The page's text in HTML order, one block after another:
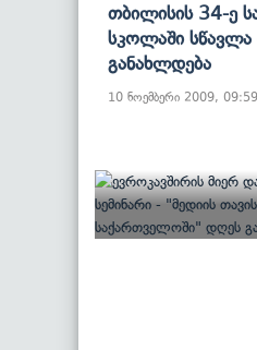
Თბილისის 34-Ე
Სკოლაში
Განახლდება
10 ნოემბერი 2009, 09:59